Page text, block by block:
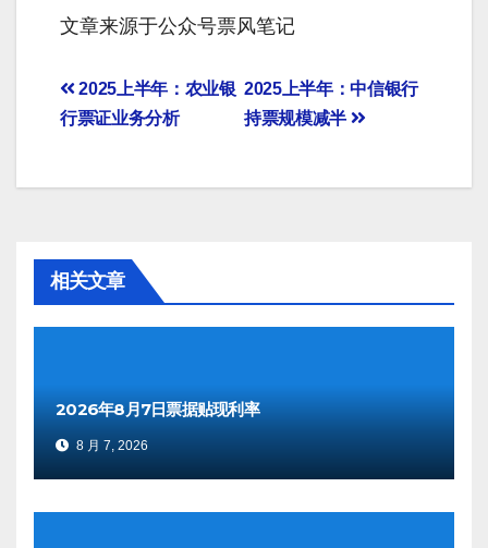
文章来源于公众号票风笔记
文
章
2025上半年：中信银行
持票规模减半
2025上半年：农业银
行票证业务分析
相关文章
2026年8月7日票据贴现利率
8 月 7, 2026